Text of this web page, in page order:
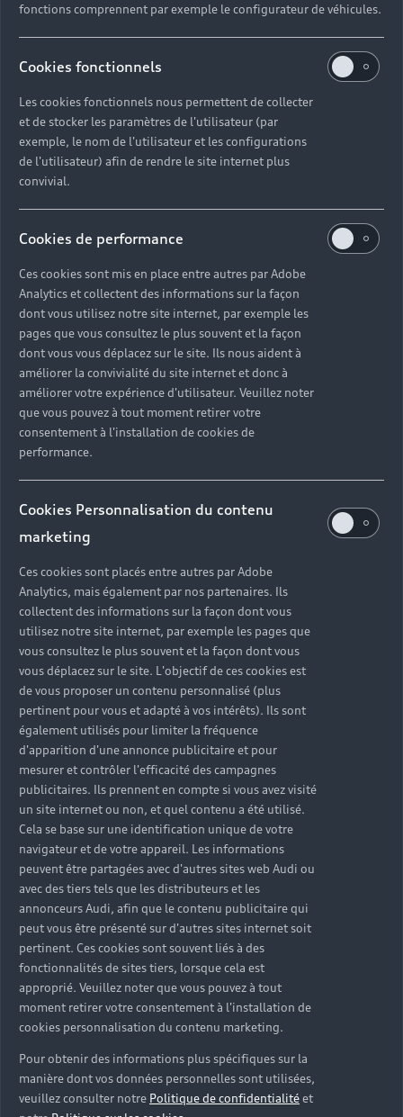
fonctions comprennent par exemple le configurateur de véhicules.
Cookies fonctionnels
Les cookies fonctionnels nous permettent de collecter
et de stocker les paramètres de l'utilisateur (par
exemple, le nom de l'utilisateur et les configurations
de l'utilisateur) afin de rendre le site internet plus
convivial.
Cookies de performance
Ces cookies sont mis en place entre autres par Adobe
Analytics et collectent des informations sur la façon
dont vous utilisez notre site internet, par exemple les
pages que vous consultez le plus souvent et la façon
dont vous vous déplacez sur le site. Ils nous aident à
améliorer la convivialité du site internet et donc à
améliorer votre expérience d'utilisateur. Veuillez noter
que vous pouvez à tout moment retirer votre
consentement à l'installation de cookies de
performance.
Cookies Personnalisation du contenu
marketing
Ces cookies sont placés entre autres par Adobe
Analytics, mais également par nos partenaires. Ils
collectent des informations sur la façon dont vous
utilisez notre site internet, par exemple les pages que
vous consultez le plus souvent et la façon dont vous
vous déplacez sur le site. L'objectif de ces cookies est
de vous proposer un contenu personnalisé (plus
pertinent pour vous et adapté à vos intérêts). Ils sont
également utilisés pour limiter la fréquence
d'apparition d'une annonce publicitaire et pour
mesurer et contrôler l'efficacité des campagnes
publicitaires. Ils prennent en compte si vous avez visité
un site internet ou non, et quel contenu a été utilisé.
Cela se base sur une identification unique de votre
navigateur et de votre appareil. Les informations
peuvent être partagées avec d'autres sites web Audi ou
avec des tiers tels que les distributeurs et les
annonceurs Audi, afin que le contenu publicitaire qui
peut vous être présenté sur d'autres sites internet soit
pertinent. Ces cookies sont souvent liés à des
fonctionnalités de sites tiers, lorsque cela est
approprié. Veuillez noter que vous pouvez à tout
moment retirer votre consentement à l'installation de
cookies personnalisation du contenu marketing.
Pour obtenir des informations plus spécifiques sur la
manière dont vos données personnelles sont utilisées,
veuillez consulter notre Politique de confidentialitéet